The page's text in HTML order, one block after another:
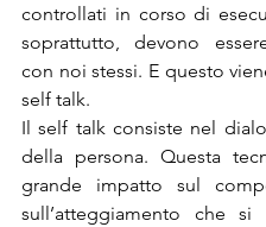
controllati in corso di
soprattutto, devono
con noi stessi. E questo
self talk.
Il self talk consiste nel
della persona. Questa
grande impatto sul
sull’atteggiamento che si